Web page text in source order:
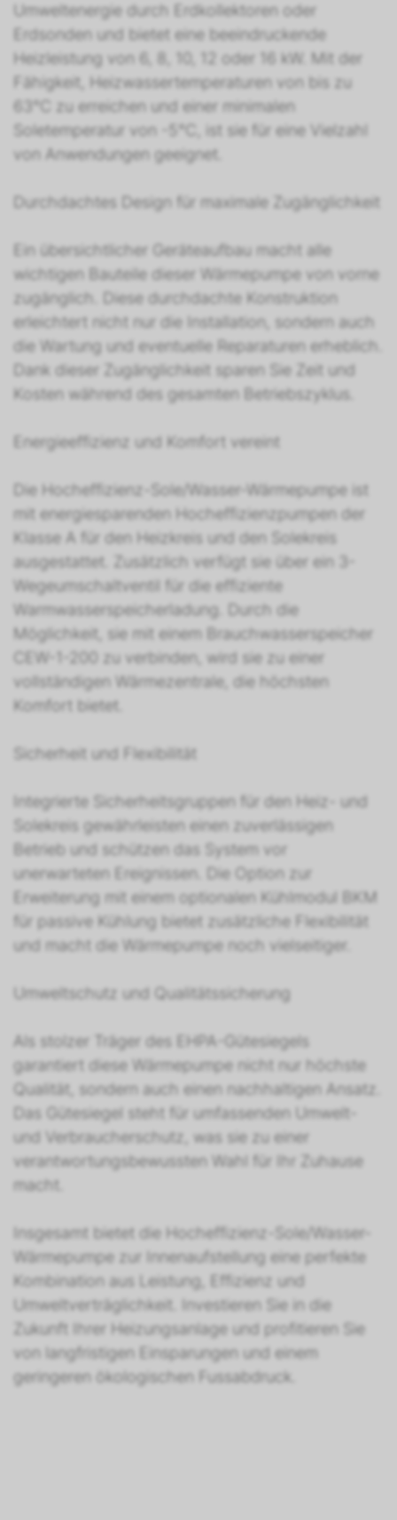
Umweltenergie durch Erdkollektoren oder
Erdsonden und bietet eine beeindruckende
Heizleistung von 6, 8, 10, 12 oder 16 kW. Mit der
Fähigkeit, Heizwassertemperaturen von bis zu
63°C zu erreichen und einer minimalen
Soletemperatur von -5°C, ist sie für eine Vielzahl
von Anwendungen geeignet.
Durchdachtes Design für maximale Zugänglichkeit
Ein übersichtlicher Geräteaufbau macht alle
wichtigen Bauteile dieser Wärmepumpe von vorne
zugänglich. Diese durchdachte Konstruktion
erleichtert nicht nur die Installation, sondern auch
die Wartung und eventuelle Reparaturen erheblich.
Dank dieser Zugänglichkeit sparen Sie Zeit und
Kosten während des gesamten Betriebszyklus.
Energieeffizienz und Komfort vereint
Die Hocheffizienz-Sole/Wasser-Wärmepumpe ist
mit energiesparenden Hocheffizienzpumpen der
Klasse A für den Heizkreis und den Solekreis
ausgestattet. Zusätzlich verfügt sie über ein 3-
Wegeumschaltventil für die effiziente
Warmwasserspeicherladung. Durch die
Möglichkeit, sie mit einem Brauchwasserspeicher
CEW-1-200 zu verbinden, wird sie zu einer
vollständigen Wärmezentrale, die höchsten
Komfort bietet.
Sicherheit und Flexibilität
Integrierte Sicherheitsgruppen für den Heiz- und
Solekreis gewährleisten einen zuverlässigen
Betrieb und schützen das System vor
unerwarteten Ereignissen. Die Option zur
Erweiterung mit einem optionalen Kühlmodul BKM
für passive Kühlung bietet zusätzliche Flexibilität
und macht die Wärmepumpe noch vielseitiger.
Umweltschutz und Qualitätssicherung
Als stolzer Träger des EHPA-Gütesiegels
garantiert diese Wärmepumpe nicht nur höchste
Qualität, sondern auch einen nachhaltigen Ansatz.
Das Gütesiegel steht für umfassenden Umwelt-
und Verbraucherschutz, was sie zu einer
verantwortungsbewussten Wahl für Ihr Zuhause
macht.
Insgesamt bietet die Hocheffizienz-Sole/Wasser-
Wärmepumpe zur Innenaufstellung eine perfekte
Kombination aus Leistung, Effizienz und
Umweltverträglichkeit. Investieren Sie in die
Zukunft Ihrer Heizungsanlage und profitieren Sie
von langfristigen Einsparungen und einem
geringeren ökologischen Fussabdruck.